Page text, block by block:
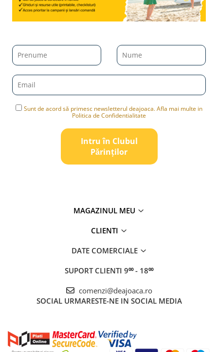
Sunt de acord să primesc newsletterul deajoaca. Afla mai multe in
Politica de Confidentialitate
Intru în Clubul
Pǎrinților
MAGAZINUL MEU
CLIENTI
DATE COMERCIALE
SUPORT CLIENTI 9⁰⁰ - 18⁰⁰
comenzi@deajoaca.ro
SOCIAL URMARESTE-NE IN SOCIAL MEDIA